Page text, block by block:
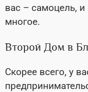
вас – самоцель,
многое.
Второй Дом в
Скорее всего, у